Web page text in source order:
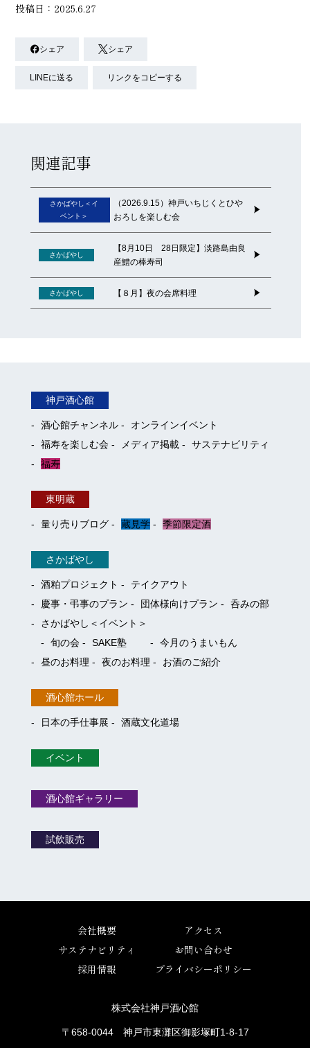
投稿日：2025.6.27
シェア シェア
LINEに送る リンクをコピーする
関連記事
さかばやし＜イ
ベント＞
（2026.9.15）神戸いちじくとひや
おろしを楽しむ会
さかばやし
【8月10日 28日限定】淡路島由良
産鱧の棒寿司
さかばやし 【８月】夜の会席料理
神戸酒心館
酒心館チャンネル
オンラインイベント
福寿を楽しむ会
メディア掲載
サステナビリティ
福寿
東明蔵
量り売りブログ 蔵見学 季節限定酒
さかばやし
酒粕プロジェクト
テイクアウト
慶事・弔事のプラン
団体様向けプラン
呑みの部
さかばやし＜イベント＞
旬の会
SAKE塾
今月のうまいもん
昼のお料理
夜のお料理 お酒のご紹介
酒心館ホール
日本の手仕事展 酒蔵文化道場
イベント
酒心館ギャラリー
試飲販売
会社概要
サステナビリティ
採用情報
アクセス
お問い合わせ
プライバシーポリシー
株式会社神戸酒心館
〒658-0044 神戸市東灘区御影塚町1-8-17